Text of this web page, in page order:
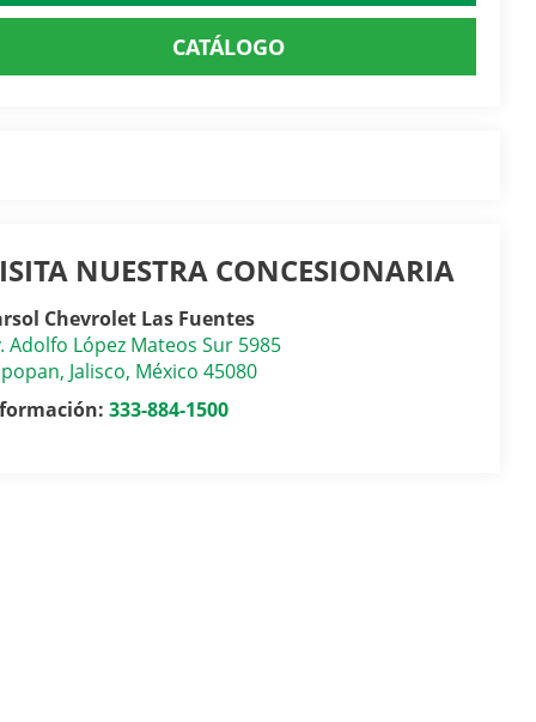
CATÁLOGO
NUESTRA CONCESIONARIA
Chevrolet Las Fuentes
Adolfo López Mateos Sur 5985
, Jalisco, México 45080
333-884-1500